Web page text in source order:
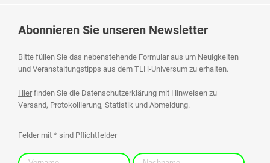
Abonnieren Sie unseren Newsletter
Bitte füllen Sie das nebenstehende Formular aus um Neuigkeiten
und Veranstaltungstipps aus dem TLH-Universum zu erhalten.
Hierfinden Sie die Datenschutzerklärung mit Hinweisen zu
Versand, Protokollierung, Statistik und Abmeldung.
Felder mit * sind Pflichtfelder